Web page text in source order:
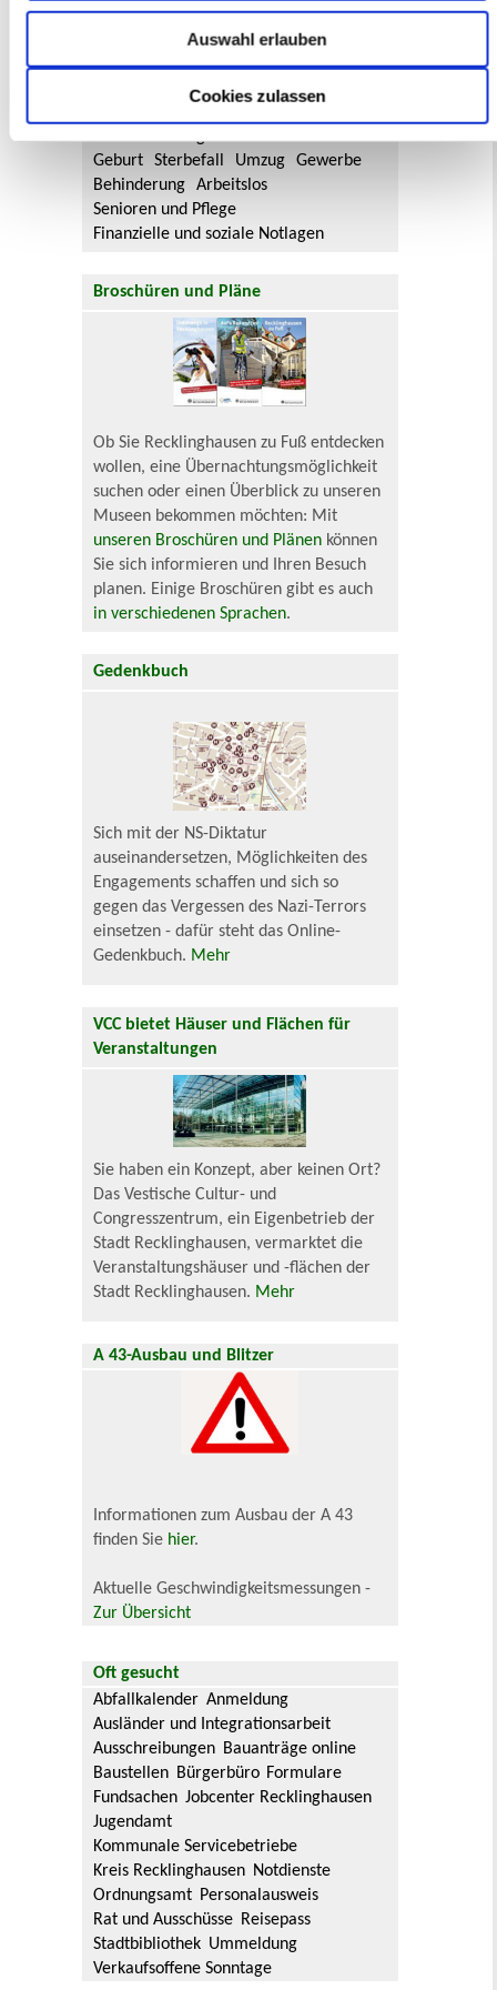
Cookies zulassen
Auswahl erlauben
Flächennutzungsplan-Änderungen finden
Geburt
Sterbefall Umzug
Gewerbe
Behinderung
Arbeitslos
Senioren und Pflege
Finanzielle und soziale Notlagen
Broschüren und Pläne
Ob Sie Recklinghausen zu Fuß entdecken
wollen, eine Übernachtungsmöglichkeit
suchen oder einen Überblick zu unseren
Museen bekommen möchten: Mit
unseren Broschüren und Plänen können
Sie sich informieren und Ihren Besuch
planen. Einige Broschüren gibt es auch
in verschiedenen Sprachen.
Gedenkbuch
Sich mit der NS-Diktatur
auseinandersetzen, Möglichkeiten des
Engagements schaffen und sich so
gegen das Vergessen des Nazi-Terrors
einsetzen - dafür steht das Online-
Gedenkbuch. Mehr
VCC bietet Häuser und Flächen für
Veranstaltungen
Sie haben ein Konzept, aber keinen Ort?
Das Vestische Cultur- und
Congresszentrum, ein Eigenbetrieb der
Stadt Recklinghausen, vermarktet die
Veranstaltungshäuser und -flächen der
Stadt Recklinghausen. Mehr
A 43-Ausbau und Blitzer
Informationen zum Ausbau der A 43
finden Sie hier.
Aktuelle Geschwindigkeitsmessungen -
Zur Übersicht
Oft gesucht
Abfallkalender Anmeldung
Ausländer und Integrationsarbeit
Ausschreibungen Bauanträge online
Baustellen Bürgerbüro Formulare
Fundsachen Jobcenter Recklinghausen
Jugendamt
Kommunale Servicebetriebe
Kreis Recklinghausen Notdienste
Ordnungsamt Personalausweis
Rat und Ausschüsse Reisepass
Stadtbibliothek Ummeldung
Verkaufsoffene Sonntage